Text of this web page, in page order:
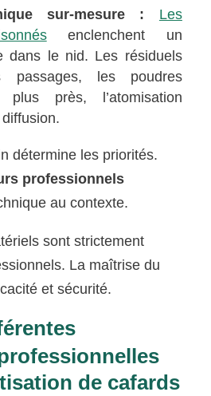
sur-mesure :
Les
enclenchent un
dans le nid. Les résiduels
passages, les poudres
plus près, l’atomisation
détermine les priorités.
professionnels
au contexte.
sont strictement
La maîtrise du
et sécurité.
de cafards